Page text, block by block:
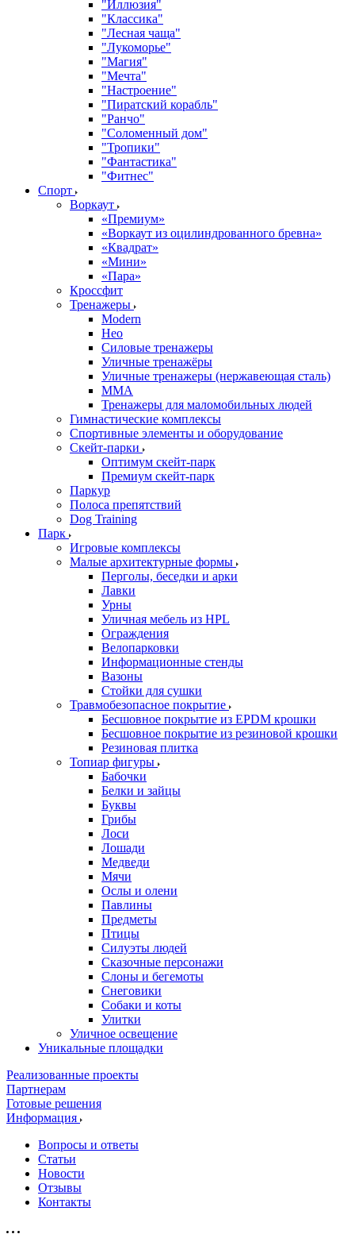
"Иллюзия"
"Классика"
"Лесная чаща"
"Лукоморье"
"Магия"
"Мечта"
"Настроение"
"Пиратский корабль"
"Ранчо"
"Соломенный дом"
"Тропики"
"Фантастика"
"Фитнес"
Спорт
Воркаут
«Премиум»
«Воркаут из оцилиндрованного бревна»
«Квадрат»
«Мини»
«Пара»
Кроссфит
Тренажеры
Modern
Нео
Силовые тренажеры
Уличные тренажёры
Уличные тренажеры (нержавеющая сталь)
ММА
Тренажеры для маломобильных людей
Гимнастические комплексы
Спортивные элементы и оборудование
Скейт-парки
Оптимум скейт-парк
Премиум скейт-парк
Паркур
Полоса препятствий
Dog Training
Парк
Игровые комплексы
Малые архитектурные формы
Перголы, беседки и арки
Лавки
Урны
Уличная мебель из HPL
Ограждения
Велопарковки
Информационные стенды
Вазоны
Стойки для сушки
Травмобезопасное покрытие
Бесшовное покрытие из EPDM крошки
Бесшовное покрытие из резиновой крошки
Резиновая плитка
Топиар фигуры
Бабочки
Белки и зайцы
Буквы
Грибы
Лоси
Лошади
Медведи
Мячи
Ослы и олени
Павлины
Предметы
Птицы
Силуэты людей
Сказочные персонажи
Слоны и бегемоты
Снеговики
Собаки и коты
Улитки
Уличное освещение
Уникальные площадки
Реализованные проекты
Партнерам
Готовые решения
Информация
Вопросы и ответы
Статьи
Новости
Отзывы
Контакты